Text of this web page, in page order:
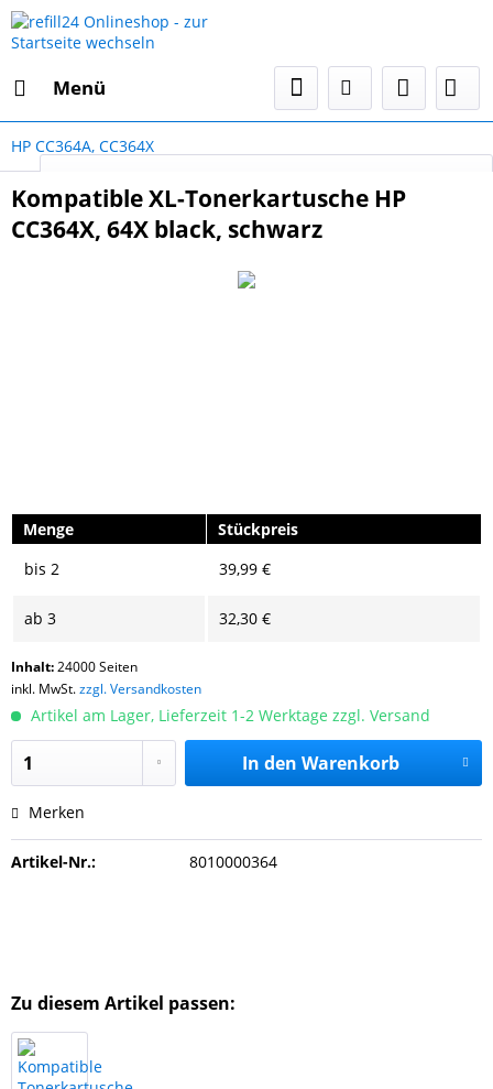
Menü
HP CC364A, CC364X
Kompatible XL-Tonerkartusche HP
CC364X, 64X black, schwarz
Menge
Stückpreis
bis 2 39,99 €
ab 3 32,30 €
Inhalt:24000 Seiten
inkl. MwSt.zzgl. Versandkosten
Artikel am Lager, Lieferzeit 1-2 Werktage zzgl. Versand
In den Warenkorb
Merken
Artikel-Nr.: 8010000364
Zu diesem Artikel passen: